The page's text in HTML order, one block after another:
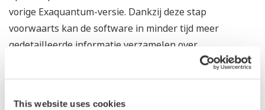
This website uses cookies
vorige Exaquantum-versie. Dankzij deze stap
voorwaarts kan de software in minder tijd meer
gedetailleerde informatie verzamelen over
veranderingen die zich in processen voordoen.
Met Exaquantum R3.01 kan een server nu maximaal